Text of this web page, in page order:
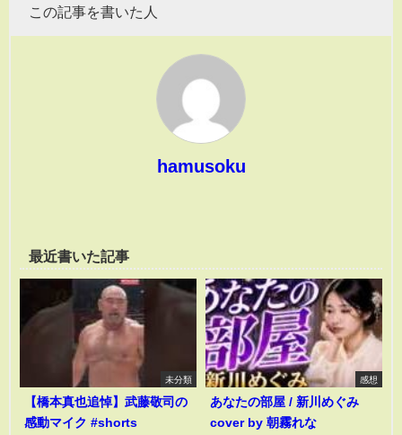
この記事を書いた人
hamusoku
最近書いた記事
未分類
【橋本真也追悼】武藤敬司の
感動マイク #shorts
感想
あなたの部屋 / 新川めぐみ
cover by 朝霧れな